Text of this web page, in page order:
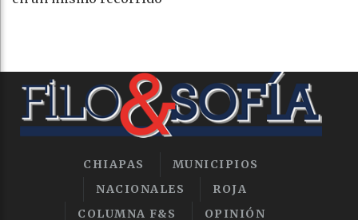
CHIAPAS
MUNICIPIOS
NACIONALES
ROJA
COLUMNA F&S
OPINIÓN